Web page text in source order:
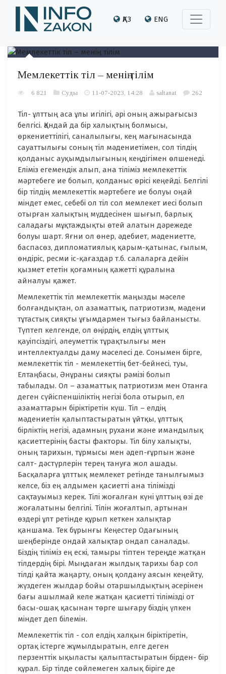
ҚАЗ ENG
Мемлекеттік тіл – менің тілім
6 821 Суды 11-07-2023, 14:28 saltanat 262
Тіл- ұлттың аса ұлы игілігі, әрі оның ажырағысыз
белгісі. Қандай да бір халықтың болмысы,
өркениеттілігі, саналылығы, кең мағынасында
сауаттылығы соның тіл мәдениетімен, сол тілдің
қолданыс ауқымдылығының кеңдігімен өлшенеді.
Еліміз егемендік алып, ана тіліміз мемлекеттік
мәртебеге ие болып, қолданыс өрісі кеңейді. Белгілі
бір тілдің мемлекеттік мәртебеге ие болуы оңай
міндет емес, себебі ол тіл сол мемлекет иесі болып
отырған халықтың мүддесінен шығып, барлық
саладағы мұқтаждықты өтей алатын дәрежеде
болуы шарт. Яғни ол өнер, әдебиет, мәдениетте,
баспасөз, дипломатиялық қарым-қатынас, ғылым,
өндіріс, ресми іс-қағаздар т.б. салаларға дейін
қызмет ететін қоғамның қажетті құралына
айналуы қажет.
Мемлекеттік тіл мемлекеттік маңызды мәселе
болғандықтан, ол азаматтық, патриотизм, мәдени
тұтастық сияқты ұғымдармен тығыз байланысты.
Түптеп келгенде, ол өңірдің, елдің ұлттық
қауіпсіздігі, әлеуметтік тұрақтылығы мен
интеллектуалды даму мәселесі де. Сонымен бірге,
мемлекеттік тіл - мемлекеттің бет-бейнесі, туы,
Елтаңбасы, Әнұраны сияқты рәмізі болып
табылады. Ол – азаматтық патриотизм мен Отанға
деген сүйіспеншіліктің негізі бола отырып, ел
азаматтарын біріктіретін күш. Тіл – елдің
мәдениетін қалыптастыратын ұйтқы, ұлттық
бірліктің негізі, адамның рухани және имандылық
қасиеттерінің басты факторы. Тіл білу халықты,
оның тарихын, тұрмысы мен әдеп-ғұрпын және
салт- дәстүрлерін терең тануға жол ашады.
Басқаларға ұлттық мемлекет ретінде танылғымыз
келсе, біз ең алдымен қасиетті ана тілімізді
сақтауымыз керек. Тілі жоғалған күні ұлттың өзі де
жоғалатыны белгілі. Тілін жоғалтып, артынан
өздері ұлт ретінде құрып кеткен халықтар
қаншама. Тек бұрынғы Кеңестер Одағының
шеңберінде ондай халықтар ондап саналады.
Біздің тіліміз ең ескі, тамыры тіптен тереңде жатқан
тілдердің бірі. Мыңдаған жылдық тарихы бар сол
тілді қайта жаңарту, оның қолдану аясын кеңейту,
жүздеген жылдар бойы отаршылдықтың әсерінен
бағы ашылмай келе жатқан қасиетті тілімізді от
басы-ошақ қасынан төрге шығару біздің үлкен
міндет деп білемін.
Мемлекеттік тіл - сол елдің халқын біріктіретін,
ортақ істерге жұмылдыратын, елге деген
перзенттік ықыласты қалыптастыратын бірден- бір
құрал. Бір тілде сөйлемеген халық біріге де